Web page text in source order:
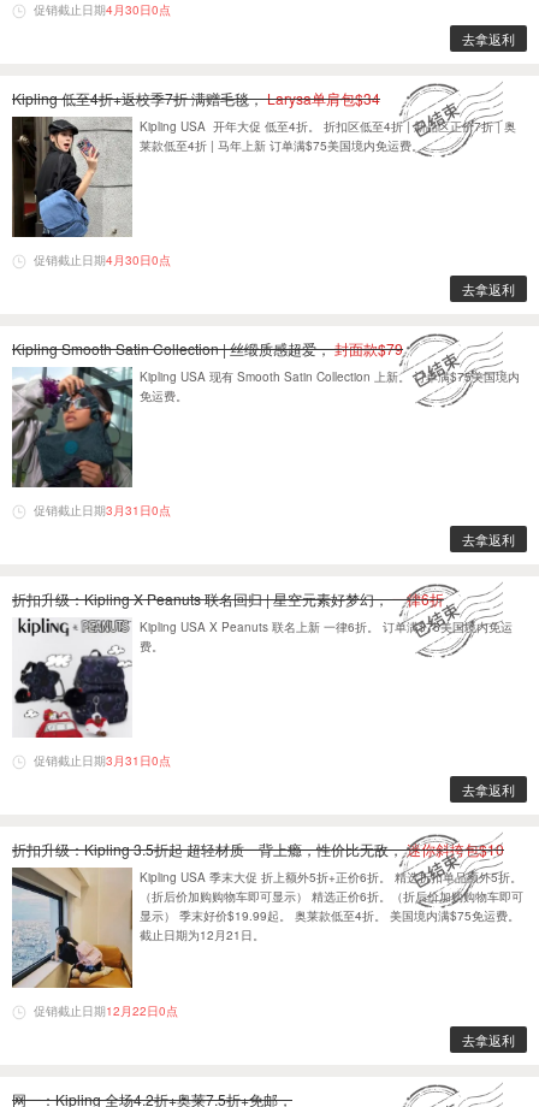
促销截止日期4月30日0点
去拿返利
Kipling 低至4折+返校季7折 满赠毛毯，Larysa单肩包$34
Kipling USA 开年大促 低至4折。 折扣区低至4折 | 新品区正价7折 | 奥
莱款低至4折 | 马年上新 订单满$75美国境内免运费。
促销截止日期4月30日0点
去拿返利
Kipling Smooth Satin Collection | 丝缎质感超爱，封面款$79
Kipling USA 现有 Smooth Satin Collection 上新。 订单满$75美国境内
免运费。
促销截止日期3月31日0点
去拿返利
折扣升级：Kipling X Peanuts 联名回归 | 星空元素好梦幻，一律6折
Kipling USA X Peanuts 联名上新 一律6折。 订单满$75美国境内免运
费。
促销截止日期3月31日0点
去拿返利
折扣升级：Kipling 3.5折起 超轻材质一背上瘾，性价比无敌，迷你斜挎包$10
Kipling USA 季末大促 折上额外5折+正价6折。 精选折扣单品额外5折。
（折后价加购购物车即可显示） 精选正价6折。（折后价加购购物车即可
显示） 季末好价$19.99起。 奥莱款低至4折。 美国境内满$75免运费。
截止日期为12月21日。
促销截止日期12月22日0点
去拿返利
网一：Kipling 全场4.2折+奥莱7.5折+免邮，